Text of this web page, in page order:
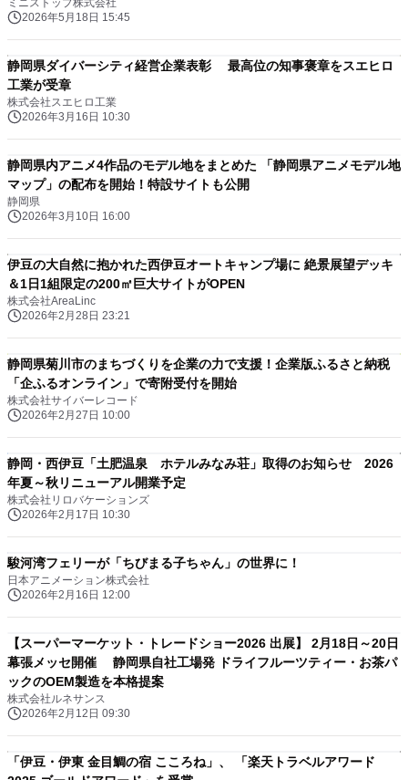
ミニストップ株式会社
2026年5月18日 15:45
静岡県ダイバーシティ経営企業表彰 最高位の知事褒章をスエヒロ
工業が受章
株式会社スエヒロ工業
2026年3月16日 10:30
静岡県内アニメ4作品のモデル地をまとめた 「静岡県アニメモデル地
マップ」の配布を開始！特設サイトも公開
静岡県
2026年3月10日 16:00
伊豆の大自然に抱かれた西伊豆オートキャンプ場に 絶景展望デッキ
＆1日1組限定の200㎡巨大サイトがOPEN
株式会社AreaLinc
2026年2月28日 23:21
静岡県菊川市のまちづくりを企業の力で支援！企業版ふるさと納税
「企ふるオンライン」で寄附受付を開始
株式会社サイバーレコード
2026年2月27日 10:00
静岡・西伊豆「土肥温泉 ホテルみなみ荘」取得のお知らせ 2026
年夏～秋リニューアル開業予定
株式会社リロバケーションズ
2026年2月17日 10:30
駿河湾フェリーが「ちびまる子ちゃん」の世界に！
日本アニメーション株式会社
2026年2月16日 12:00
【スーパーマーケット・トレードショー2026 出展】 2月18日～20日
幕張メッセ開催 静岡県自社工場発 ドライフルーツティー・お茶パ
ックのOEM製造を本格提案
株式会社ルネサンス
2026年2月12日 09:30
「伊豆・伊東 金目鯛の宿 こころね」、 「楽天トラベルアワード